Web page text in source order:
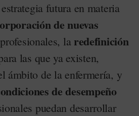
futura en materia
de nuevas
profesionales, la redefinición
las que ya existen,
ámbito de la enfermería, y
de desempeño
puedan desarrollar